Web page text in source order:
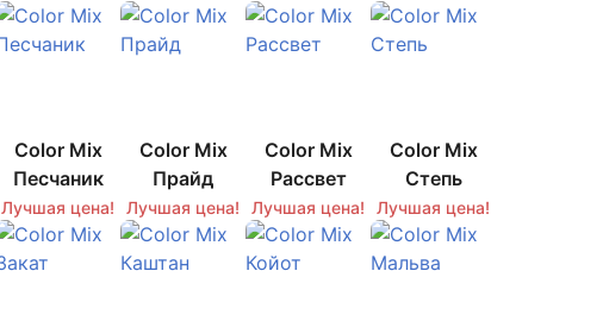
Color Mix
Песчаник
Лучшая цена!
Color Mix
Прайд
Лучшая цена!
Color Mix
Рассвет
Лучшая цена!
Color Mix
Степь
Лучшая цена!